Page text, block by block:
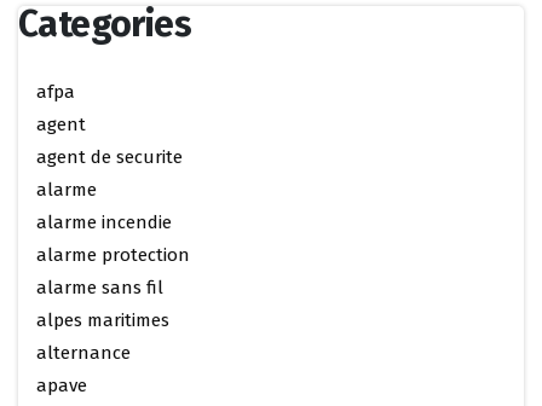
Categories
afpa
agent
agent de securite
alarme
alarme incendie
alarme protection
alarme sans fil
alpes maritimes
alternance
apave